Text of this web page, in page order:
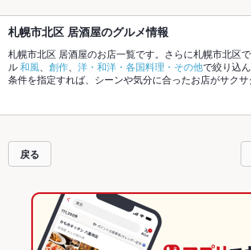
札幌市北区 居酒屋のグルメ情報
札幌市北区 居酒屋のお店一覧です。さらに札幌市北区
ル和風 創作 洋・和洋・各国料理・その他で絞り込
条件を指定すれば、シーンや気分に合ったお店がサク
や季節のおすすめ料理など、お店の最
ので安心！24時間使える簡単便利なネット予約が使え
にホットペッパーグルメをご利用ください。
戻る